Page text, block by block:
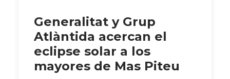
Generalitat y Grup
Atlàntida acercan el
eclipse solar a los
mayores de Mas Piteu